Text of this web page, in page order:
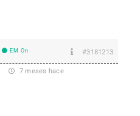
EM On #3181213
7 meses hace